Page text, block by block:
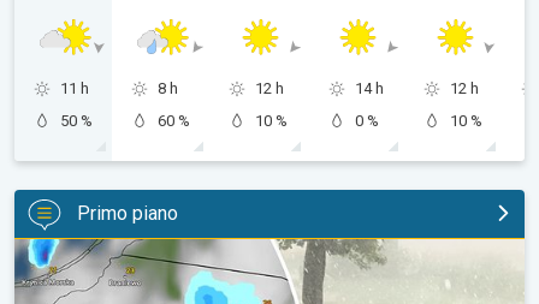
11 h
50 %
8 h
60 %
12 h
10 %
14 h
0 %
12 h
10 %
Primo piano
Grandine di grandi dimensioni in Polonia. Cronaca estera. . .